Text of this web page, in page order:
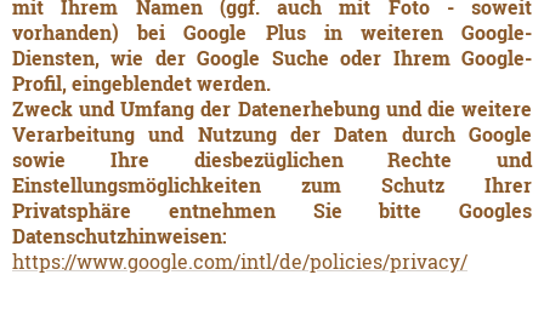
mit Ihrem Namen (ggf. auch mit Foto - soweit
vorhanden) bei Google Plus in weiteren Google-
Diensten, wie der Google Suche oder Ihrem Google-
Profil, eingeblendet werden.
Zweck und Umfang der Datenerhebung und die weitere
Verarbeitung und Nutzung der Daten durch Google
sowie Ihre diesbezüglichen Rechte und
Einstellungsmöglichkeiten zum Schutz Ihrer
Privatsphäre entnehmen Sie bitte Googles
Datenschutzhinweisen:
https://www.google.com/intl/de/policies/privacy/